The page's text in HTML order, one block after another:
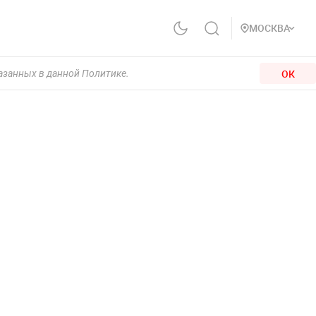
МОСКВА
в данной Политике. ОК